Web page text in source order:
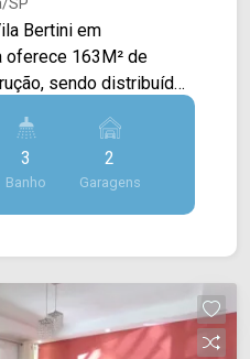
SP
Bertini em
sendo distribuídos
integradas, cozinha
com
de serviço. 02
com Lojas
Lar, Atacadão,
Entre em
3
Banho
2
Garagens